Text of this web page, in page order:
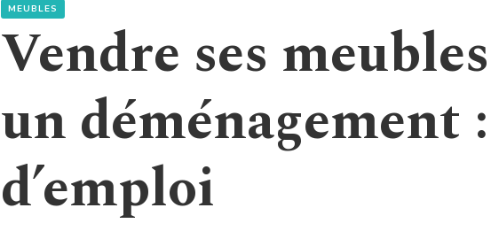
MEUBLES
Vendre ses
un déménagement
d’emploi